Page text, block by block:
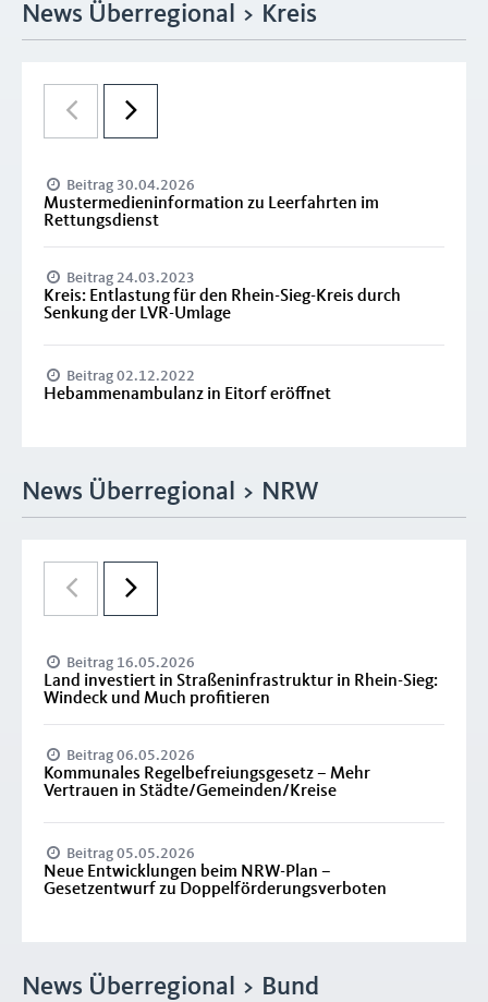
News Überregional > Kreis
Beitrag 30.04.2026
Mustermedieninformation zu Leerfahrten im
Rettungsdienst
Beitrag 24.03.2023
Kreis: Entlastung für den Rhein-Sieg-Kreis durch
Senkung der LVR-Umlage
Beitrag 02.12.2022
Hebammenambulanz in Eitorf eröffnet
News Überregional > NRW
Beitrag 16.05.2026
Land investiert in Straßeninfrastruktur in Rhein-Sieg:
Windeck und Much profitieren
Beitrag 06.05.2026
Kommunales Regelbefreiungsgesetz – Mehr
Vertrauen in Städte/Gemeinden/Kreise
Beitrag 05.05.2026
Neue Entwicklungen beim NRW-Plan –
Gesetzentwurf zu Doppelförderungsverboten
News Überregional > Bund